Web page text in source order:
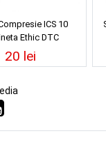
ICS 10
Ethic DTC
20 lei